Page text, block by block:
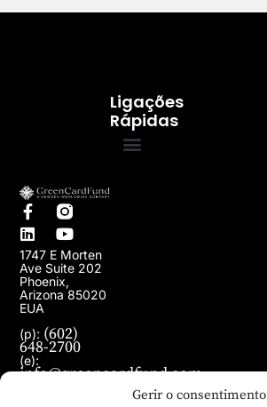
Gerir o consentimento
1747 E Morten
Ave Suite 202
Phoenix,
Arizona 85020
EUA
(p): (602)
648-2700
(e):
info@greencardfund.com
Ligações
Rápidas